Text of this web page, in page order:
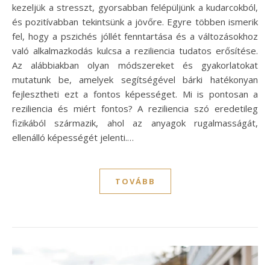
kezeljük a stresszt, gyorsabban felépüljünk a kudarcokból,
és pozitívabban tekintsünk a jövőre. Egyre többen ismerik
fel, hogy a pszichés jóllét fenntartása és a változásokhoz
való alkalmazkodás kulcsa a reziliencia tudatos erősítése.
Az alábbiakban olyan módszereket és gyakorlatokat
mutatunk be, amelyek segítségével bárki hatékonyan
fejlesztheti ezt a fontos képességet. Mi is pontosan a
reziliencia és miért fontos? A reziliencia szó eredetileg
fizikából származik, ahol az anyagok rugalmasságát,
ellenálló képességét jelenti.…
TOVÁBB